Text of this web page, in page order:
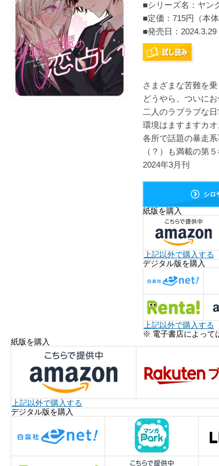
■シリーズ名：ヤン
■定価：715円（本
■発売日： 2024.3.29
さまざまな苦難を
どうやら、ついに
二人のラブラブな
環境はますますカ
各所で話題の暴走
（？）も満載の第
2024年3月刊
シロ
紙版を購入
上記以外で購入する
デジタル版を購入
上記以外で購入する
※ 電子書店によって
紙版を購入
上記以外で購入する
デジタル版を購入